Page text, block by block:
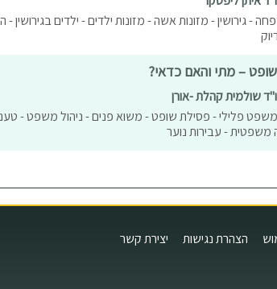
- גירושין - מזונות אשה - מזונות ילדים - ילדים
– מתי והאם כדאי?
שולמית קהלת -אורן
משפט פלילי - פסילת שופט - משוא פנים - ניהול משפט -
משפטית - עבירות נוער
הצהרת נגישות יצירת קשר